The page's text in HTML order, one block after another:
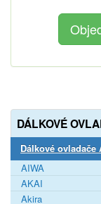
DÁLKOVÉ
Dálkové ovladače
AIWA
AKAI
Akira